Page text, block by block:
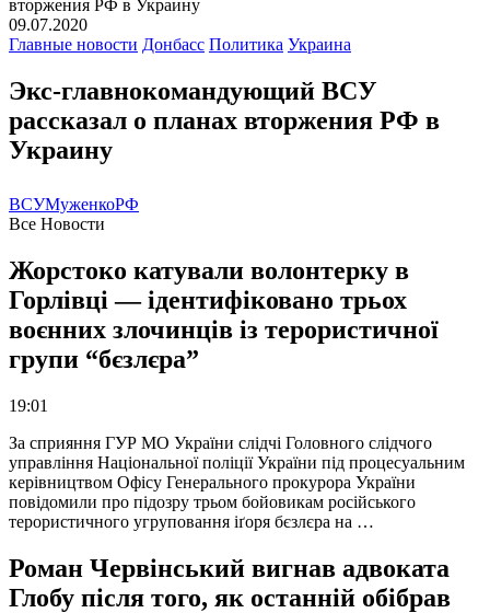
09.07.2020
Главные новости Донбасс Политика Украина
Экс-главнокомандующий ВСУ
рассказал о планах вторжения РФ в
Украину
ВСУМуженкоРФ
Все Новости
Жорстоко катували волонтерку в
Горлівці — ідентифіковано трьох
воєнних злочинців із терористичної
групи “бєзлєра”
19:01
За сприяння ГУР МО України слідчі Головного слідчого
управління Національної поліції України під процесуальним
керівництвом Офісу Генерального прокурора України
повідомили про підозру трьом бойовикам російського
терористичного угруповання іґоря бєзлєра на …
Роман Червінський вигнав адвоката
Глобу після того, як останній обібрав